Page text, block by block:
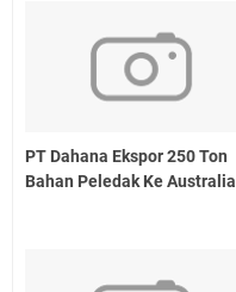
PT Dahana Ekspor 250 Ton
Bahan Peledak Ke Australia